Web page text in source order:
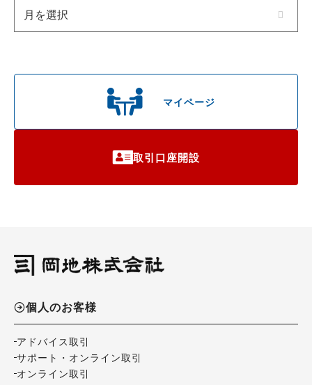
マイページ
取引口座開設
個人のお客様
アドバイス取引
サポート・オンライン取引
オンライン取引